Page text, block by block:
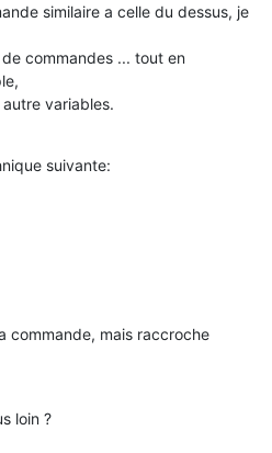
similaire a celle du dessus, je
commandes ... tout en
autre variables.
suivante:
commande, mais raccroche
loin ?